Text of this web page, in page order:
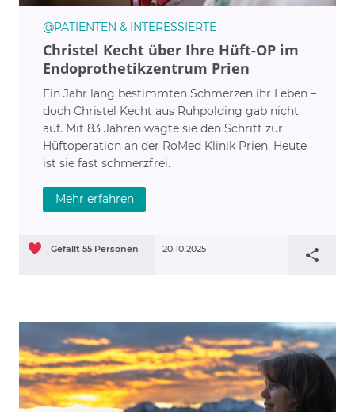
@PATIENTEN & INTERESSIERTE
Christel Kecht über Ihre Hüft-OP im
Endoprothetikzentrum Prien
Ein Jahr lang bestimmten Schmerzen ihr Leben –
doch Christel Kecht aus Ruhpolding gab nicht
auf. Mit 83 Jahren wagte sie den Schritt zur
Hüftoperation an der RoMed Klinik Prien. Heute
ist sie fast schmerzfrei.
Mehr erfahren
20.10.2025
Gefällt 55 Personen